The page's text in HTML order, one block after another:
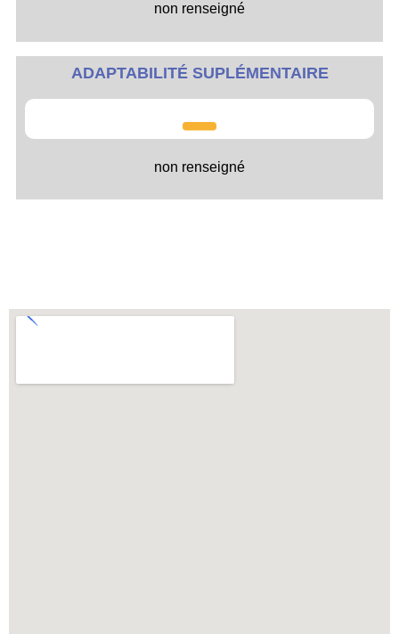
non renseigné
ADAPTABILITÉ SUPLÉMENTAIRE
non renseigné